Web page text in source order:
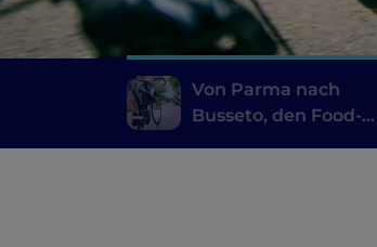
Von Parma nach
Busseto, den Food-